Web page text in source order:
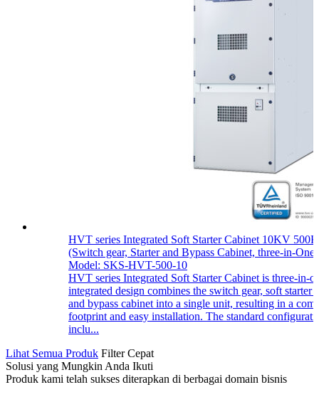
HVT series Integrated Soft Starter Cabinet 10KV
(Switch gear, Starter and Bypass Cabinet, three-in-
Model: SKS-HVT-500-10
HVT series Integrated Soft Starter Cabinet is three-in-
integrated design combines the switch gear, soft starter
and bypass cabinet into a single unit, resulting in a
footprint and easy installation. The standard
inclu...
Lihat Semua Produk Filter Cepat
Solusi yang Mungkin Anda Ikuti
Produk kami telah sukses diterapkan di berbagai domain bisnis